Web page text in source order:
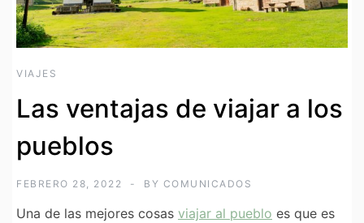
VIAJES
Las ventajas de viajar a los
pueblos
FEBRERO 28, 2022 BY COMUNICADOS
Una de las mejores cosas viajar al pueblo es que es